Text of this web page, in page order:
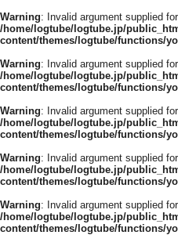
Warning: Invalid argument supplied
/home/logtube/logtube.jp/
content/themes/logtube/functions/
Warning: Invalid argument supplied
/home/logtube/logtube.jp/
content/themes/logtube/functions/
Warning: Invalid argument supplied
/home/logtube/logtube.jp/
content/themes/logtube/functions/
Warning: Invalid argument supplied
/home/logtube/logtube.jp/
content/themes/logtube/functions/
Warning: Invalid argument supplied
/home/logtube/logtube.jp/
content/themes/logtube/functions/